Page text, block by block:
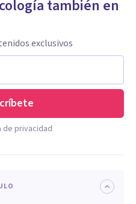
también en
exclusivos
privacidad